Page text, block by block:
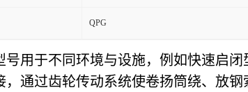
QPG
用于不同环境与设施，例如快速启
，通过齿轮传动系统使卷扬筒绕、放